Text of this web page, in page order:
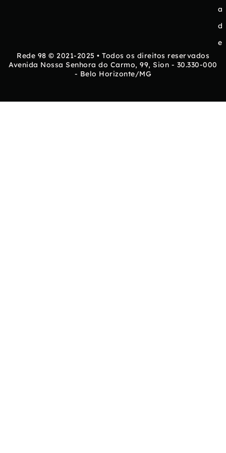
a
d
e
Rede 98 © 2021-2025 • Todos os direitos reservados
Avenida Nossa Senhora do Carmo, 99, Sion - 30.330-000
- Belo Horizonte/MG